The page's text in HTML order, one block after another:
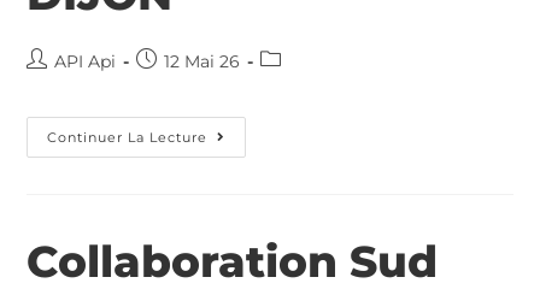
API Api 12 Mai 26
Continuer La Lecture
Collaboration Sud